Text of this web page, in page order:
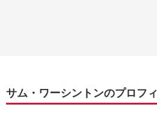
サム・ワーシントンのプロフ